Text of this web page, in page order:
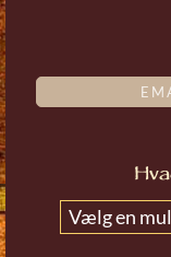
Vælg en